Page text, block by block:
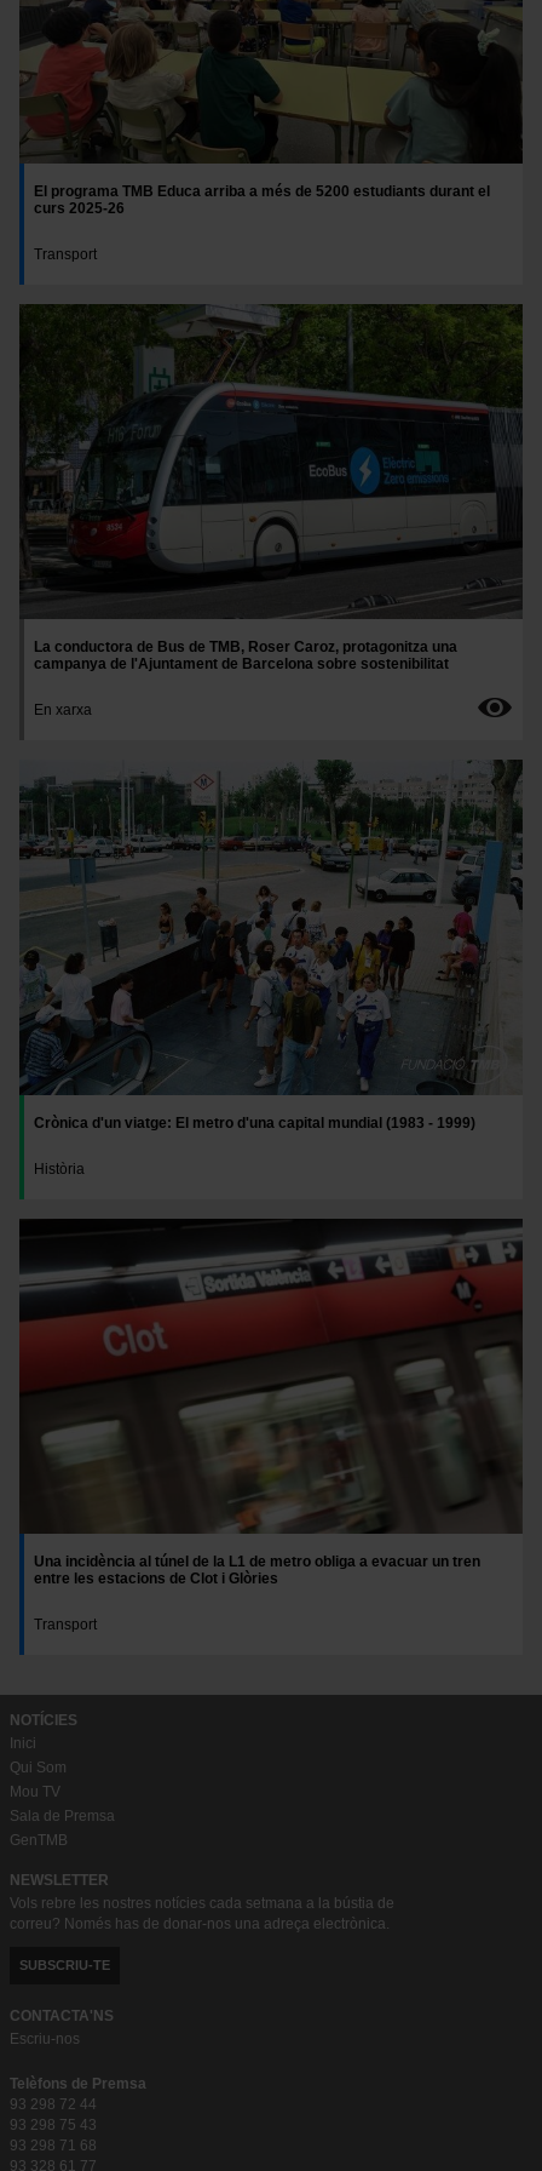
El programa TMB Educa arriba a més de 5200 estudiants durant el
curs 2025-26
Transport
Imatge
La conductora de Bus de TMB, Roser Caroz, protagonitza una
campanya de l'Ajuntament de Barcelona sobre sostenibilitat
En xarxa
Crònica d'un viatge: El metro d'una capital mundial (1983 - 1999)
Història
Una incidència al túnel de la L1 de metro obliga a evacuar un tren
entre les estacions de Clot i Glòries
Transport
NOTÍCIES
Inici
Qui Som
Mou TV
Sala de Premsa
GenTMB
NEWSLETTER
Vols rebre les nostres notícies cada setmana a la bústia de
correu? Només has de donar-nos una adreça electrònica.
SUBSCRIU-TE
CONTACTA'NS
Escriu-nos
Telèfons de Premsa
93 298 72 44
93 298 75 43
93 298 71 68
93 328 61 77